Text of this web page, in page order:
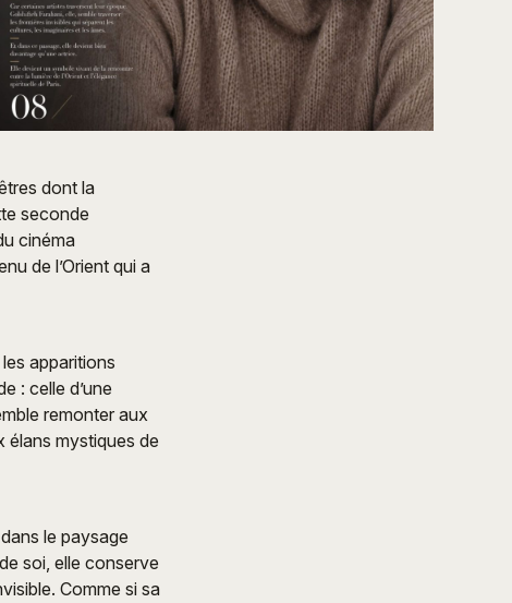
dont la
seconde
cinéma
de l’Orient qui a
apparitions
: celle d’une
remonter aux
élans mystiques de
le paysage
soi, elle conserve
Comme si sa